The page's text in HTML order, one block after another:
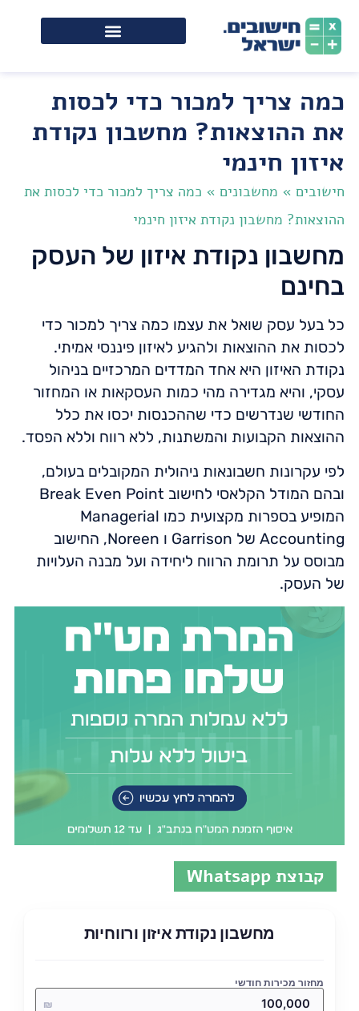
כמה צריך למכור כדי לכסות
את ההוצאות? מחשבון נקודת
איזון חינמי
חישובים » מחשבונים » כמה צריך למכור כדי לכסות את
ההוצאות? מחשבון נקודת איזון חינמי
מחשבון נקודת איזון של העסק
בחינם
כל בעל עסק שואל את עצמו כמה צריך למכור כדי
לכסות את ההוצאות ולהגיע לאיזון פיננסי אמיתי.
נקודת האיזון היא אחד המדדים המרכזיים בניהול
עסקי, והיא מגדירה מהי כמות העסקאות או המחזור
החודשי שנדרשים כדי שההכנסות יכסו את כלל
ההוצאות הקבועות והמשתנות, ללא רווח וללא הפסד.
לפי עקרונות חשבונאות ניהולית המקובלים בעולם,
ובהם המודל הקלאסי לחישוב Break Even Point
המופיע בספרות מקצועית כמו Managerial
Accounting של Garrison ו Noreen, החישוב
מבוסס על תרומת הרווח ליחידה ועל מבנה העלויות
של העסק.
קבוצת Whatsapp
מחשבון נקודת איזון ורווחיות
מחזור מכירות חודשי
₪